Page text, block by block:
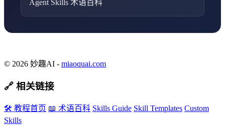
Agent Skills 术语百科
© 2026 妙趣AI - miaoquai.com
🔗 相关链接
🛠️ 教程首页 📖 术语百科 Skills Guide Skill Templates Custom
Skills